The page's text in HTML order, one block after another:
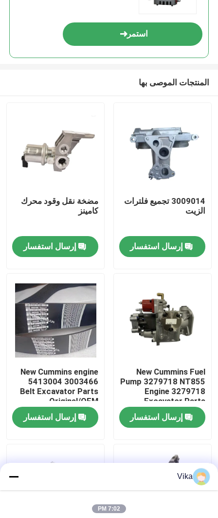
منزل
جولة في المعمل
اتصل بنا
أخبار
قطع غيار Liugong
استمر
المنتجات الموصى بها
3009014 تجميع فلترات
الزيت
إرسال استفسار
مضخة نقل وقود محرك
كامينز
إرسال استفسار
New Cummins Fuel
Pump 3279718 NT855
Engine 3279718
Excavator Parts
Original/OEM
إرسال استفسار
New Cummins engine
5413004 3003466
Belt Excavator Parts
Original/OEM
إرسال استفسار
Vika
7:02 PM